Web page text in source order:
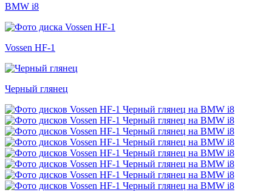
BMW i8
Vossen HF-1
Черный глянец